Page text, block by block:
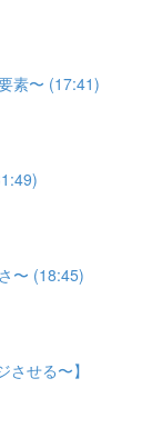
素〜 (17:41)
〜 (18:45)
せる〜】